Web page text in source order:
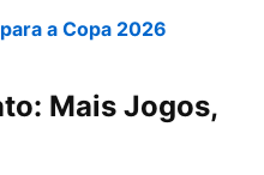
a Copa 2026
Mais Jogos,